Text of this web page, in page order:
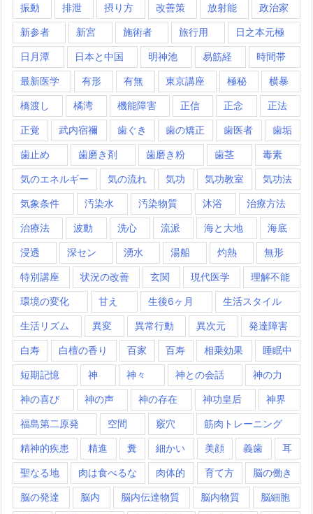
振動 排泄 摂り方 改善策 放射能 政治家
新参者 新宮 施術者 旅行用 日之本元極
日月潭 日本と中国 明神池 易筋経 時間帯
最新医学 有形 有無 東京講座 極秘 横暴
橋渡し 橘湾 機能障害 正信 正念 正法
正覚 武内宿禰 歯ぐき 歯の矯正 歯医者 歯垢
歯止め 歯磨き剤 歯磨き粉 歯茎 毒素
気のエネルギー 気の流れ 気功 気功教室 気功法
気象条件 汚染水 汚染物質 沐浴 治療方法
治療法 波動 洗心 流派 海と大地 海底
浸透 深セン 湧水 湯船 灼熱 無形
特別講座 状況の改善 玄関 現代医学 理解不能
環境の変化 甘え 生後6ヶ月 生活スタイル
生活リズム 異変 異常行動 異次元 発達障害
白寿 白檀の香り 百家 百寿 相乗効果 睡眠中
短期記憶 神 神々 神との会話 神の力
神の喜び 神の声 神の存在 神功皇后 神界
福島第二原発 空間 竅穴 筋肉トレーニング
精神的疾患 精進 糞 細かい 美顔 義歯 耳
聖なる地 肉は食べるな 肉体的 育て方 脳の働き
脳の発達 脳内 脳内伝達物質 脳内物質 脳細胞